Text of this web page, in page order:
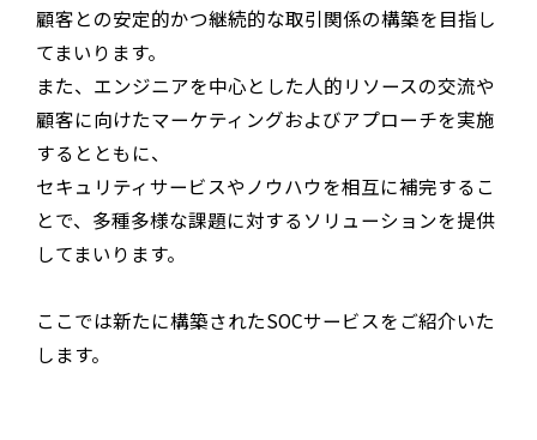
顧客との安定的かつ継続的な取引関係の構築を目指し
てまいります。
また、エンジニアを中心とした人的リソースの交流や
顧客に向けたマーケティングおよびアプローチを実施
するとともに、
セキュリティサービスやノウハウを相互に補完するこ
とで、多種多様な課題に対するソリューションを提供
してまいります。
ここでは新たに構築されたSOCサービスをご紹介いた
します。